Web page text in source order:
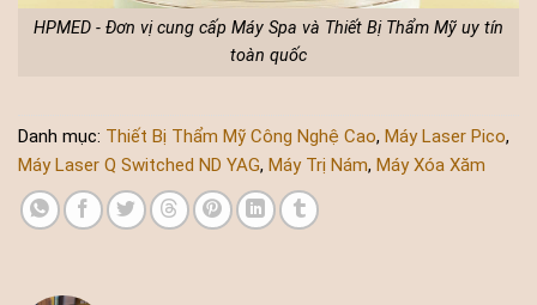
HPMED - Đơn vị cung cấp Máy Spa và Thiết Bị Thẩm Mỹ uy tín
toàn quốc
Danh mục: Thiết Bị Thẩm Mỹ Công Nghệ Cao, Máy Laser Pico,
Máy Laser Q Switched ND YAG, Máy Trị Nám, Máy Xóa Xăm